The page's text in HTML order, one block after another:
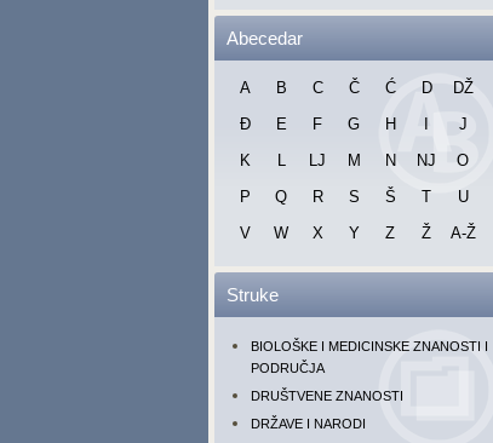
Abecedar
A B C Č Ć D
DŽ
Đ
E F G H
J
K
L LJ M N NJ
O
P
Q R S Š T
U
V
W X Y Z Ž A-Ž
Struke
BIOLOŠKE I MEDICINSKE ZNANOSTI I
PODRUČJA
DRUŠTVENE ZNANOSTI
DRŽAVE I NARODI